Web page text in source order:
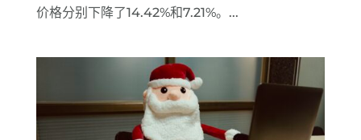
价格分别下降了14.42%和7.21%。...